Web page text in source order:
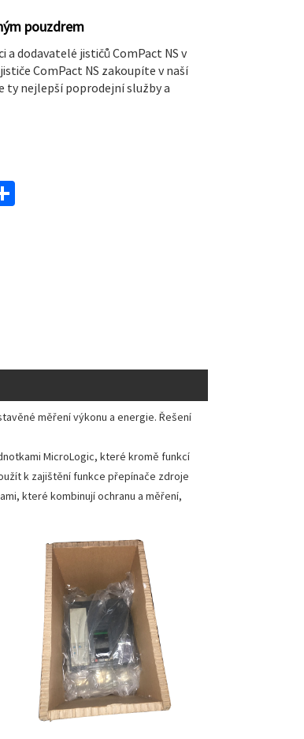
pouzdrem
a dodavatelé jističů ComPact NS v
ComPact NS zakoupíte v naší
ty nejlepší poprodejní služby a
Share
měření výkonu a energie. Řešení
MicroLogic, které kromě funkcí
k zajištění funkce přepínače zdroje
které kombinují ochranu a měření,